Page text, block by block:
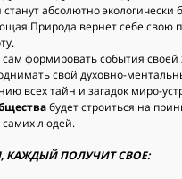
абсолютно экологически
Природа вернет себе свою
сам формировать события
свой духовно-
всех тайн и загадок миро-
будет строиться на
самих людей.
КАЖДЫЙ ПОЛУЧИТ СВОЕ: